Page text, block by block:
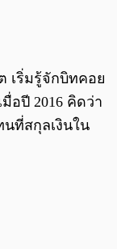
เริ่มรู้จักบิทคอย
อปี 2016 คิดว่า
ที่สกุลเงินใน